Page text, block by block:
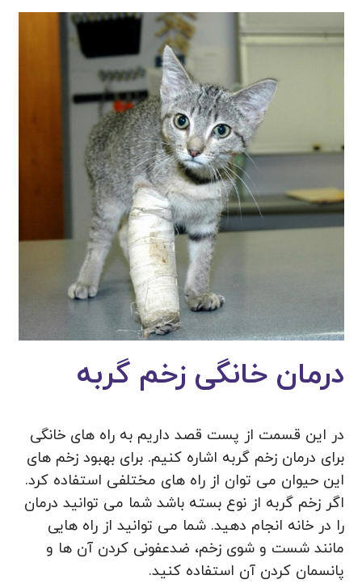
درمان خانگی زخم گربه
در این قسمت از پست قصد داریم به راه های خانگی
برای درمان زخم گربه اشاره کنیم. برای بهبود زخم های
این حیوان می توان از راه های مختلفی استفاده کرد.
اگر زخم گربه از نوع بسته باشد شما می توانید درمان
را در خانه انجام دهید. شما می توانید از راه هایی
مانند شست و شوی زخم، ضدعفونی کردن آن ها و
پانسمان کردن آن استفاده کنید.